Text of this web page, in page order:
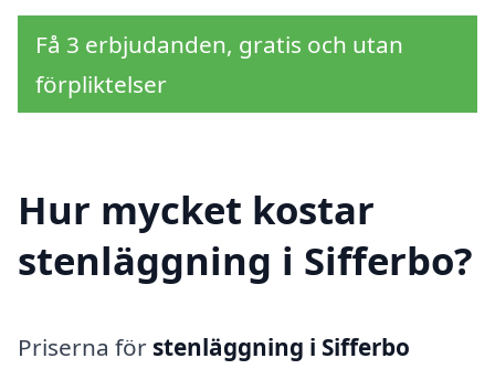
Få 3 erbjudanden, gratis och utan
förpliktelser
Hur mycket kostar
stenläggning i Sifferbo?
Priserna för stenläggning i Sifferbo